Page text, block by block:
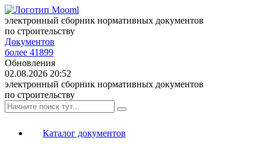
электронный сборник нормативных документов
по строительству
Документов
более 41899
Обновления
02.08.2026 20:52
электронный сборник нормативных документов
по строительству
Каталог документов